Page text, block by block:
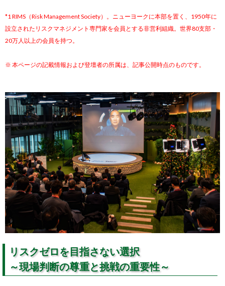
*1 RIMS（Risk Management Society）。ニューヨークに本部を置く、1950年に
設立されたリスクマネジメント専門家を会員とする非営利組織。世界80支部・
20万人以上の会員を持つ。
※ 本ページの記載情報および登壇者の所属は、記事公開時点のものです。
リスクゼロを目指さない選択
～現場判断の尊重と挑戦の重要性～